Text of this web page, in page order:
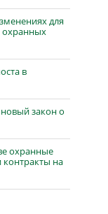
для
охранных
в
новый закон о
охранные
на